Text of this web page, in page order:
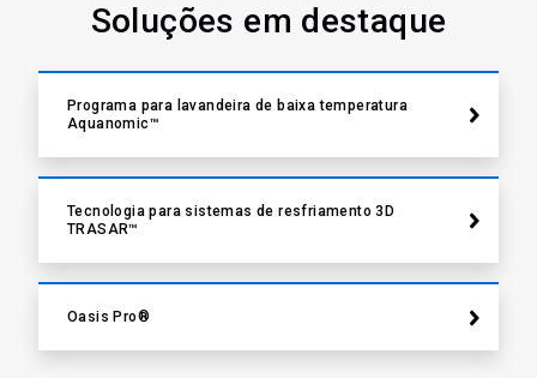
Soluções em destaque
Programa para lavandeira de baixa temperatura
Aquanomic™
Tecnologia para sistemas de resfriamento 3D
TRASAR™
Oasis Pro®